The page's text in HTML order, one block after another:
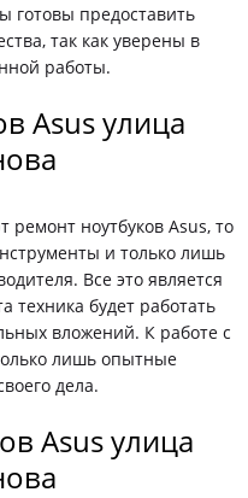
готовы предоставить
так как уверены в
работы.
Asus улица
ноутбуков Asus, то
и только лишь
Все это является
техника будет работать
вложений. К работе с
лишь опытные
дела.
Asus улица